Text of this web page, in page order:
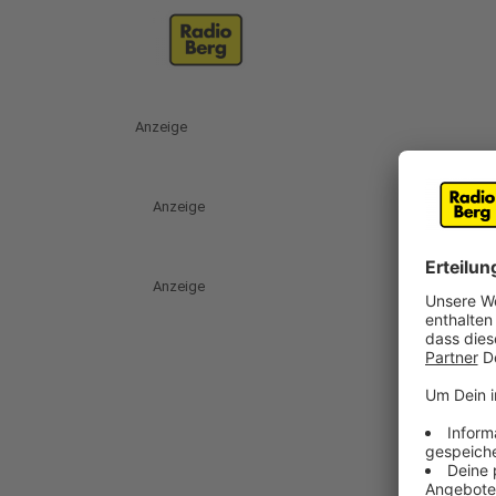
Anzeige
Anzeige
Anzeige